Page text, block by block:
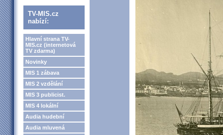
TV-MIS.cz
nabízí:
Hlavní strana TV-
MIS.cz (internetová
TV zdarma)
Novinky
MIS 1 zábava
MIS 2 vzdělání
MIS 3 publicist.
MIS 4 lokální
Audia hudební
Audia mluvená